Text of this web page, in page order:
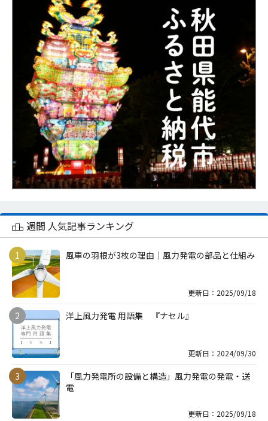
週間 人気記事ランキング
風車の羽根が3枚の理由｜風力発電の部品と仕組み
更新日：2025/09/18
洋上風力発電 用語集 『ナセル』
更新日：2024/09/30
「風力発電所の設備と構造」風力発電の発電・送
電
更新日：2025/09/18